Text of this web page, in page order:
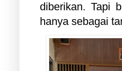
diberikan. Tapi
hanya sebagai